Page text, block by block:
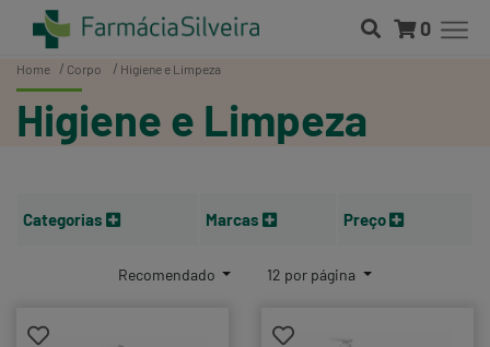
0
Home Corpo Higiene e Limpeza
Higiene e Limpeza
Categorias Marcas Preço
Recomendado 12 por página